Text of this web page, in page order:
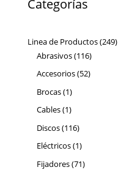
Categorías
Linea de Productos 249249
Abrasivos 116116
productos
Accesorios 5252
Brocas 11
producto
Cables 11
producto
Discos 116116
productos
Eléctricos 11
producto
Fijadores 7171